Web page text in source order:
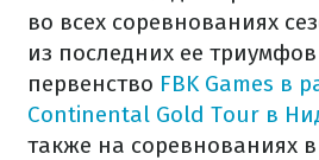
во всех соревнованиях
из последних ее
первенство FBK Games в
Continental Gold Tour в
также на соревнованиях